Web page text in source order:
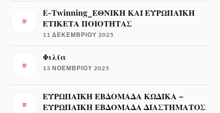
E-Twinning_ΕΘΝΙΚΗ ΚΑΙ ΕΥΡΩΠΑΪΚΗ
ΕΤΙΚΕΤΑ ΠΟΙΟΤΗΤΑΣ
11 ΔΕΚΕΜΒΡΊΟΥ 2025
Φιλία
13 ΝΟΕΜΒΡΊΟΥ 2025
ΕΥΡΩΠΑΪΚΗ ΕΒΔΟΜΑΔΑ ΚΩΔΙΚΑ –
ΕΥΡΩΠΑΪΚΗ ΕΒΔΟΜΑΔΑ ΔΙΑΣΤΗΜΑΤΟΣ